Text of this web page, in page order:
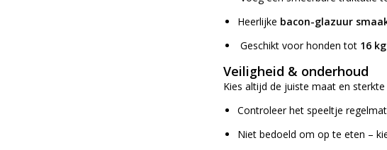
Heerlijke bacon-glazuur
Geschikt voor honden tot 16
Veiligheid & onderhoud
Kies altijd de juiste maat en
Controleer het speeltje
Niet bedoeld om op te eten –